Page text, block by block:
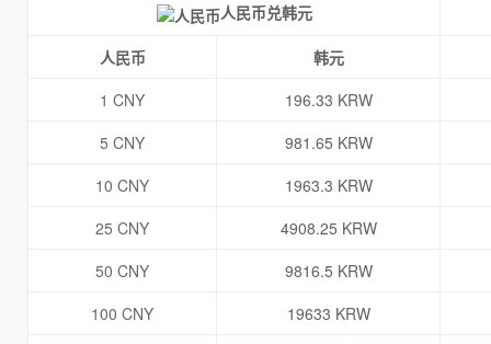
人民币兑韩元
人民币
韩元
1 CNY
196.33 KRW
5 CNY
981.65 KRW
10 CNY
1963.3 KRW
25 CNY
4908.25 KRW
50 CNY
9816.5 KRW
100 CNY
19633 KRW